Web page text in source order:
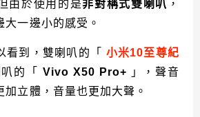
由於使用的是非對稱式雙喇叭 ，
一邊小的感受。
看到，雙喇叭的「 小米10至尊紀
的「 Vivo X50 Pro+ 」，聲音
加立體，音量也更加大聲。